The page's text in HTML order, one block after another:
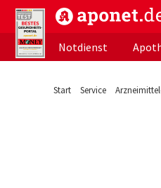
aponet.de - Das
Notdienst
Start Service